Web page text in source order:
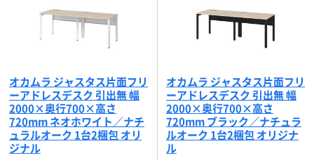
オカムラ ジャスタス片面フリ
ーアドレスデスク 引出無 幅
2000×奥行700×高さ
720mm ネオホワイト／ナチ
ュラルオーク 1台2梱包 オリ
ジナル
オカムラ ジャスタス片面フリ
ーアドレスデスク 引出無 幅
2000×奥行700×高さ
720mm ブラック／ナチュラ
ルオーク 1台2梱包 オリジナ
ル